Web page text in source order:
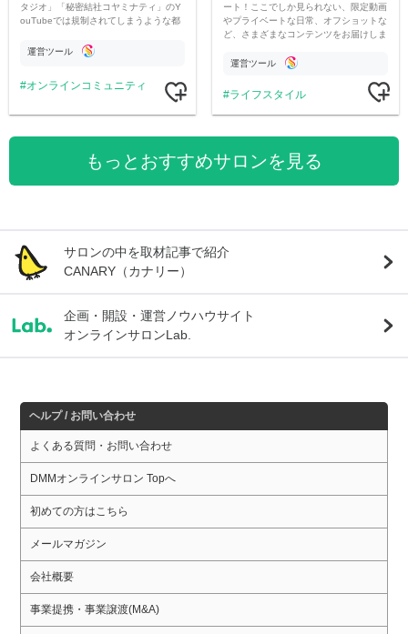
タジオ」「秘密結社コヤミナティ」のY
ouTubeでは規制されてしまうような都
公開。
運営ツール
オンラインコミュニティ
ート！ここでしか見られない、限定動画
やプライベートな日常、オフショットな
ど、さまざまなコンテンツをお届けしま
運営ツール
ライフスタイル
もっとおすすめサロンを見る
サロンの中を取材記事で紹介
CANARY（カナリー）
企画・開設・運営ノウハウサイト
オンラインサロンLab.
ヘルプ / お問い合わせ
よくある質問・お問い合わせ
DMMオンラインサロン Topへ
初めての方はこちら
メールマガジン
会社概要
事業提携・事業譲渡(M&A)